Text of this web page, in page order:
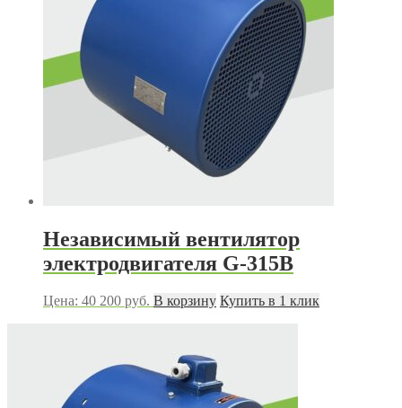
Независимый вентилятор
электродвигателя G-315B
Цена: 40 200 руб. В корзину Купить в 1 клик